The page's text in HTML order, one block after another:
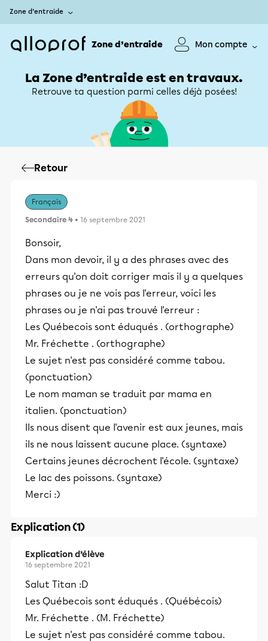
Zone d’entraide
Zone d’entraide Mon compte
La Zone d’entraide est en travaux.
Retrouve ta question parmi celles déjà posées!
Retour
Français
Secondaire 4 • 16 septembre 2021
Bonsoir,
Dans mon devoir, il y a des phrases avec des
erreurs qu'on doit corriger mais il y a quelques
phrases ou je ne vois pas l'erreur, voici les
phrases ou je n'ai pas trouvé l'erreur :
Les Québecois sont éduqués . (orthographe)
Mr. Fréchette . (orthographe)
Le sujet n'est pas considéré comme tabou.
(ponctuation)
Le nom maman se traduit par mama en
italien. (ponctuation)
Ils nous disent que l'avenir est aux jeunes, mais
ils ne nous laissent aucune place. (syntaxe)
Certains jeunes décrochent l'école. (syntaxe)
Le lac des poissons. (syntaxe)
Merci :)
Explication (1)
Explication d’élève
16 septembre 2021
Salut Titan :D
Les Québecois sont éduqués . (Québécois)
Mr. Fréchette . (M. Fréchette)
Le sujet n'est pas considéré comme tabou.